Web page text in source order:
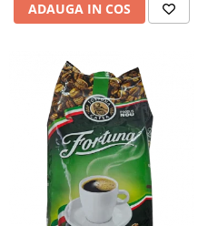
ADAUGA IN COS